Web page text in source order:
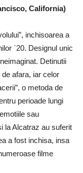
California)
inchisoarea a
`20. Designul unic
Detinutii
afara, iar celor
o metoda de
perioade lungi
sau
la Alcatraz au suferit
a fost inchisa, insa
filme